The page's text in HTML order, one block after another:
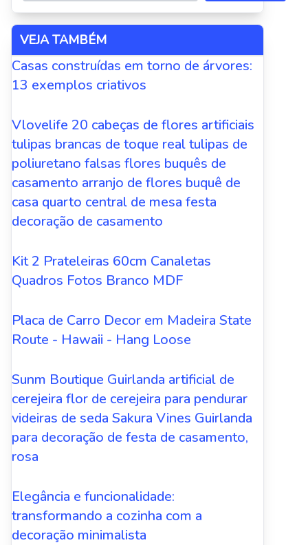
VEJA TAMBÉM
Casas construídas em torno de árvores:
13 exemplos criativos
Vlovelife 20 cabeças de flores artificiais
tulipas brancas de toque real tulipas de
poliuretano falsas flores buquês de
casamento arranjo de flores buquê de
casa quarto central de mesa festa
decoração de casamento
Kit 2 Prateleiras 60cm Canaletas
Quadros Fotos Branco MDF
Placa de Carro Decor em Madeira State
Route - Hawaii - Hang Loose
Sunm Boutique Guirlanda artificial de
cerejeira flor de cerejeira para pendurar
videiras de seda Sakura Vines Guirlanda
para decoração de festa de casamento,
rosa
Elegância e funcionalidade:
transformando a cozinha com a
decoração minimalista